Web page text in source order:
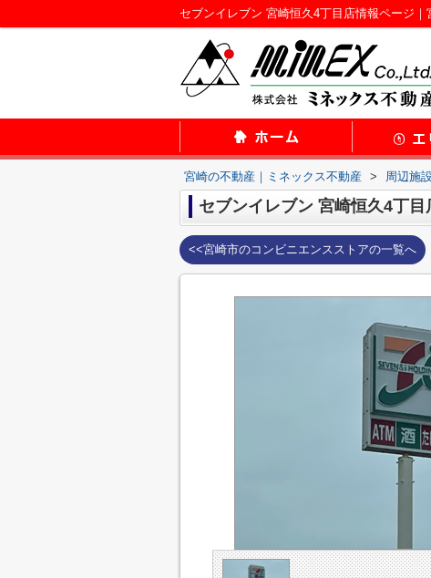
セブンイレブン 宮崎恒久4丁目店情報ページ
宮崎の不動産｜ミネックス不動産 > 周辺施
セブンイレブン 宮崎恒久4丁目
<<宮崎市のコンビニエンスストアの一覧へ